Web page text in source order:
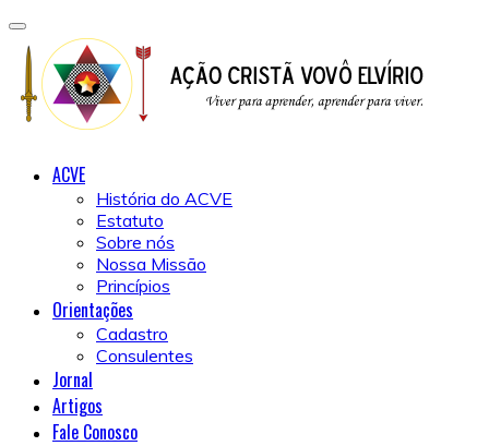
ACVE
História do ACVE
Estatuto
Sobre nós
Nossa Missão
Princípios
Orientações
Cadastro
Consulentes
Jornal
Artigos
Fale Conosco